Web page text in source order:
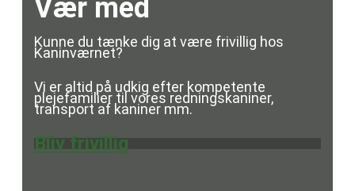
Vær med
Kunne du tænke dig at være frivillig hos
Kaninværnet?
Vi er altid på udkig efter kompetente
plejefamilier til vores redningskaniner,
transport af kaniner mm.
Bliv frivillig